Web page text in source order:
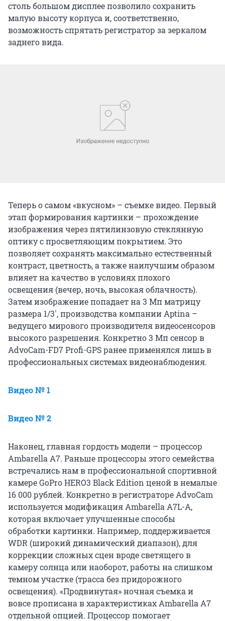
столь большом дисплее позволило сохранить
малую высоту корпуса и, соответственно,
возможность спрятать регистратор за зеркалом
заднего вида.
Теперь о самом «вкусном» – съемке видео. Первый
этап формирования картинки – прохождение
изображения через пятилинзовую стеклянную
оптику с просветляющим покрытием. Это
позволяет сохранять максимально естественный
контраст, цветность, а также наилучшим образом
влияет на качество в условиях плохого
освещения (вечер, ночь, высокая облачность).
Затем изображение попадает на 3 Мп матрицу
размера 1/3', производства компании Aptina –
ведущего мирового производителя видеосенсоров
высокого разрешения. Конкретно 3 Мп сенсор в
AdvoCam-FD7 Profi-GPS ранее применялся лишь в
профессиональных системах видеонаблюдения.
Видео № 1
Видео № 2
Наконец, главная гордость модели – процессор
Ambarella A7. Раньше процессоры этого семейства
встречались нам в профессиональной спортивной
камере GoPro HERO3 Black Edition ценой в немалые
16 000 рублей. Конкретно в регистраторе AdvoCam
используется модификация Ambarella A7L-A,
которая включает улучшенные способы
обработки картинки. Например, поддерживается
WDR (широкий динамический диапазон), для
коррекции сложных сцен вроде светящего в
камеру солнца или наоборот, работы на слишком
темном участке (трасса без придорожного
освещения). «Продвинутая» ночная съемка и
вовсе прописана в характеристиках Ambarella A7
отдельной опцией. Процессор помогает